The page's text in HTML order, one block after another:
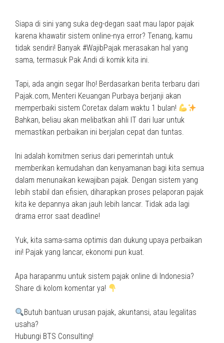
Siapa di sini yang suka deg-degan saat mau lapor pajak
karena khawatir sistem online-nya error? Tenang, kamu
tidak sendiri! Banyak #WajibPajak merasakan hal yang
sama, termasuk Pak Andi di komik kita ini.
Tapi, ada angin segar lho! Berdasarkan berita terbaru dari
Pajak.com, Menteri Keuangan Purbaya berjanji akan
memperbaiki sistem Coretax dalam waktu 1 bulan!
Bahkan, beliau akan melibatkan ahli IT dari luar untuk
memastikan perbaikan ini berjalan cepat dan tuntas.
Ini adalah komitmen serius dari pemerintah untuk
memberikan kemudahan dan kenyamanan bagi kita semua
dalam menunaikan kewajiban pajak. Dengan sistem yang
lebih stabil dan efisien, diharapkan proses pelaporan pajak
kita ke depannya akan jauh lebih lancar. Tidak ada lagi
drama error saat deadline!
Yuk, kita sama-sama optimis dan dukung upaya perbaikan
ini! Pajak yang lancar, ekonomi pun kuat.
Apa harapanmu untuk sistem pajak online di Indonesia?
Share di kolom komentar ya!
Butuh bantuan urusan pajak, akuntansi, atau legalitas
usaha?
Hubungi BTS Consulting!